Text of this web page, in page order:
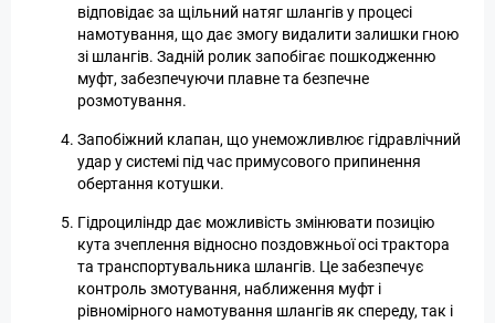
відповідає за щільний натяг шлангів у процесі
намотування, що дає змогу видалити залишки гною
зі шлангів. Задній ролик запобігає пошкодженню
муфт, забезпечуючи плавне та безпечне
розмотування.
Запобіжний клапан, що унеможливлює гідравлічний
удар у системі під час примусового припинення
обертання котушки.
Гідроциліндр дає можливість змінювати позицію
кута зчеплення відносно поздовжньої осі трактора
та транспортувальника шлангів. Це забезпечує
контроль змотування, наближення муфт і
рівномірного намотування шлангів як спереду, так і